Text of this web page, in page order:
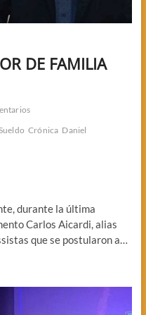
DE FAMILIA
Crónica Daniel
durante la última
Carlos Aicardi, alias
que se postularon a…